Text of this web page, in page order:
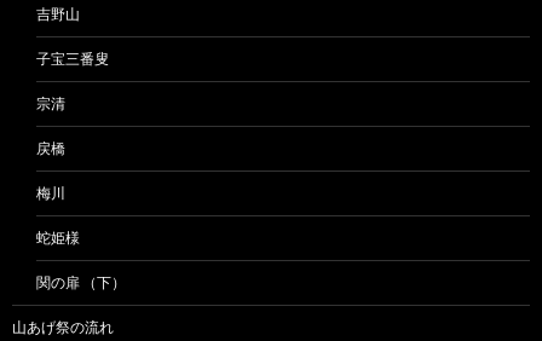
吉野山
子宝三番叟
宗清
戻橋
梅川
蛇姫様
関の扉 （下）
山あげ祭の流れ